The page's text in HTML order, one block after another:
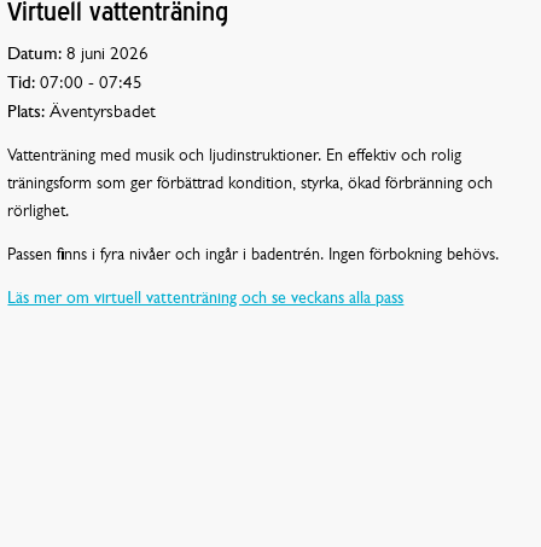
Virtuell vattenträning
Datum: 8 juni 2026
Tid: 07:00 - 07:45
Plats: Äventyrsbadet
Vattenträning med musik och ljudinstruktioner. En effektiv och rolig
träningsform som ger förbättrad kondition, styrka, ökad förbränning och
rörlighet.
Passen finns i fyra nivåer och ingår i badentrén. Ingen förbokning behövs.
Läs mer om virtuell vattenträning och se veckans alla pass